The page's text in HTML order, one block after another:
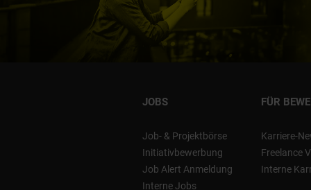
JOBS
Job- & Projektbörse
Initiativbewerbung
Job Alert Anmeldung
Interne Jobs
FÜR
Karriere-
Freelance
Interne